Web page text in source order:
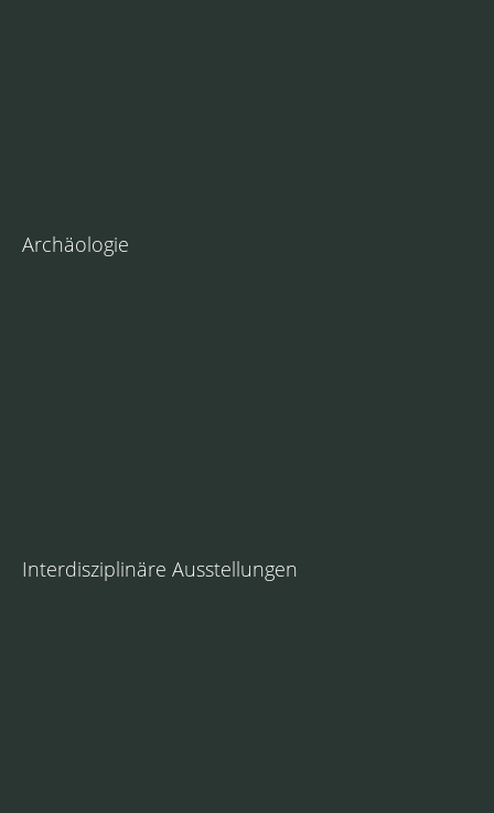
Archäologie
Interdisziplinäre Ausstellungen